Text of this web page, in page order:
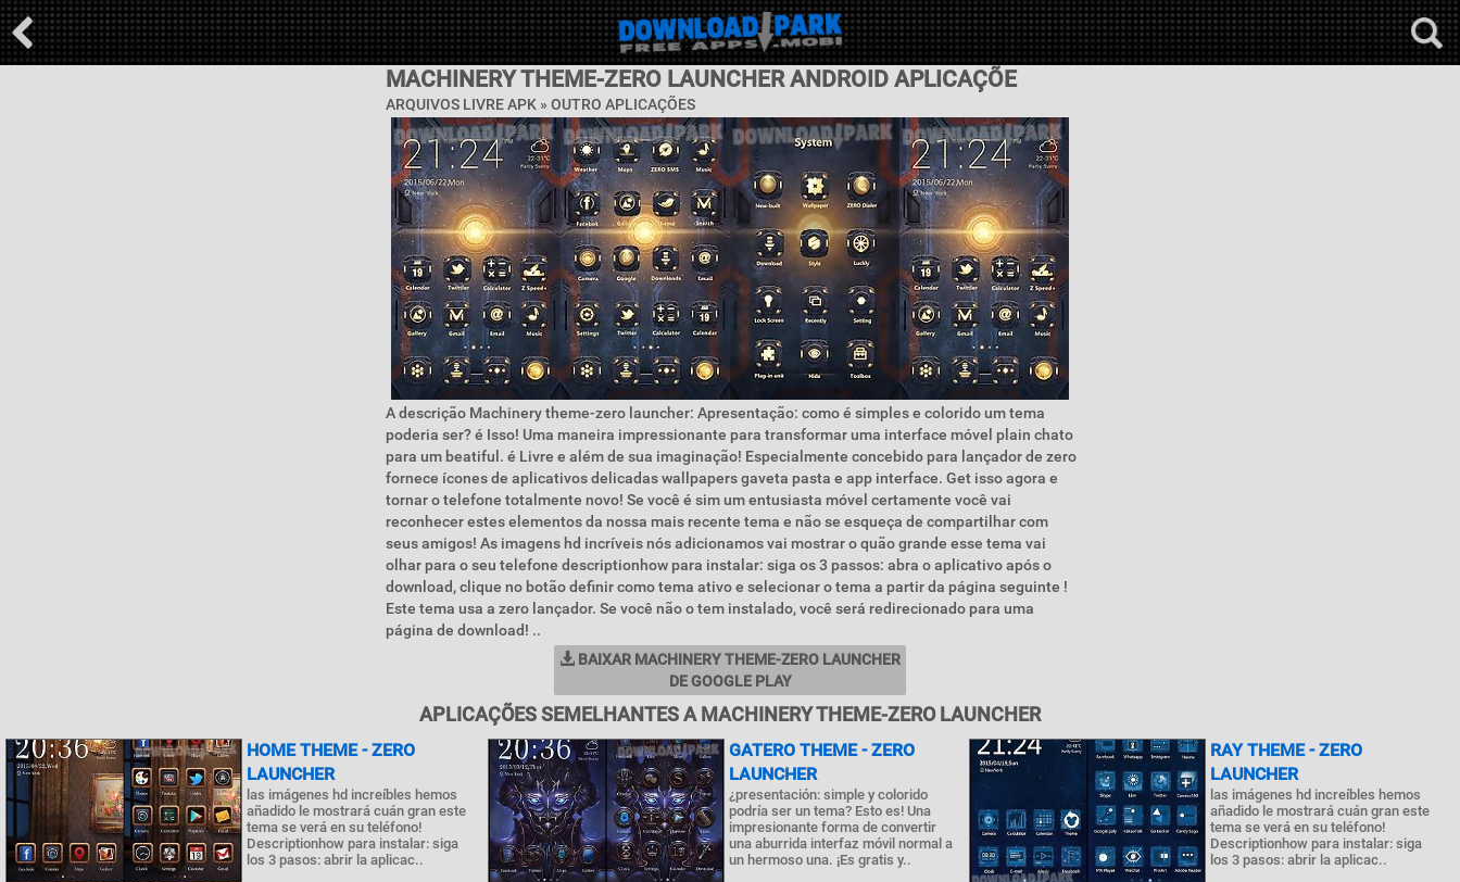
MACHINERY THEME-ZERO LAUNCHER ANDROID APLICAÇÕE
ARQUIVOS LIVRE APK » OUTRO APLICAÇÕES
A descrição Machinery theme-zero launcher: Apresentação: como é simples e colorido um tema
poderia ser? é Isso! Uma maneira impressionante para transformar uma interface móvel plain chato
para um beatiful. é Livre e além de sua imaginação! Especialmente concebido para lançador de zero
fornece ícones de aplicativos delicadas wallpapers gaveta pasta e app interface. Get isso agora e
tornar o telefone totalmente novo! Se você é sim um entusiasta móvel certamente você vai
reconhecer estes elementos da nossa mais recente tema e não se esqueça de compartilhar com
seus amigos! As imagens hd incríveis nós adicionamos vai mostrar o quão grande esse tema vai
olhar para o seu telefone descriptionhow para instalar: siga os 3 passos: abra o aplicativo após o
download, clique no botão definir como tema ativo e selecionar o tema a partir da página seguinte !
Este tema usa a zero lançador. Se você não o tem instalado, você será redirecionado para uma
página de download! ..
BAIXAR MACHINERY THEME-ZERO LAUNCHER
DE GOOGLE PLAY
APLICAÇÕES SEMELHANTES A MACHINERY THEME-ZERO LAUNCHER
HOME THEME - ZERO
LAUNCHER
las imágenes hd increíbles hemos
añadido le mostrará cuán gran este
tema se verá en su teléfono!
Descriptionhow para instalar: siga
los 3 pasos: abrir la aplicac..
GATERO THEME - ZERO
LAUNCHER
¿presentación: simple y colorido
podría ser un tema? Esto es! Una
impresionante forma de convertir
una aburrida interfaz móvil normal a
un hermoso una. ¡Es gratis y..
RAY THEME - ZERO
LAUNCHER
las imágenes hd increíbles hemos
añadido le mostrará cuán gran este
tema se verá en su teléfono!
Descriptionhow para instalar: siga
los 3 pasos: abrir la aplicac..